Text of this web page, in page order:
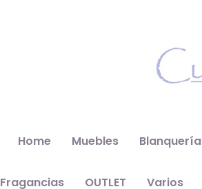
Home Muebles Blanquería
Fragancias OUTLET Varios